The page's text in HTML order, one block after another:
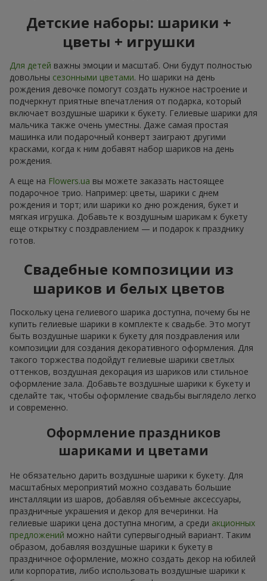
Детские наборы: шарики +
цветы + игрушки
Для детей важны эмоции и масштаб. Они будут полностью
довольны сезонными цветами. Но шарики на день
рождения девочке помогут создать нужное настроение и
подчеркнут приятные впечатления от подарка, который
включает воздушные шарики к букету. Гелиевые шарики для
мальчика также очень уместны. Даже самая простая
машинка или подарочный конверт заиграют другими
красками, когда к ним добавят набор шариков на день
рождения.
А еще на Flowers.ua вы можете заказать настоящее
подарочное трио. Например: цветы, шарики с днем
рождения и торт; или шарики ко дню рождения, букет и
мягкая игрушка. Добавьте к воздушным шарикам к букету
еще открытку с поздравлением — и подарок к празднику
готов.
Свадебные композиции из
шариков и белых цветов
Поскольку цена гелиевого шарика доступна, почему бы не
купить гелиевые шарики в комплекте к свадьбе. Это могут
быть воздушные шарики к букету для поздравления или
композиции для создания декоративного оформления. Для
такого торжества подойдут гелиевые шарики светлых
оттенков, воздушная декорация из шариков или стильное
оформление зала. Добавьте воздушные шарики к букету и
сделайте так, чтобы оформление свадьбы выглядело легко
и современно.
Оформление праздников
шариками и цветами
Не обязательно дарить воздушные шарики к букету. Для
масштабных мероприятий можно создавать большие
инсталляции из шаров, добавляя объемные аксессуары,
праздничные украшения и декор для вечеринки. На
гелиевые шарики цена доступна многим, а среди акционных
предложений можно найти супервыгодный вариант. Таким
образом, добавляя воздушные шарики к букету в
праздничное оформление, можно создать декор на юбилей
или корпоратив, либо использовать воздушные шарики к